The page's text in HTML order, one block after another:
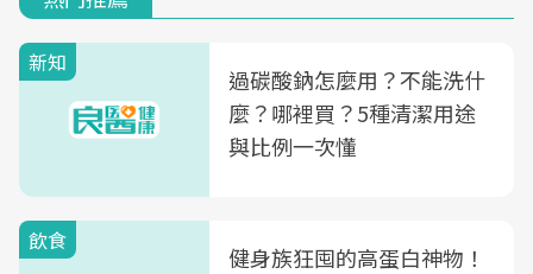
新知
過碳酸鈉怎麼用？不能洗什
麼？哪裡買？5種清潔用途
與比例一次懂
飲食
健身族狂囤的高蛋白神物！